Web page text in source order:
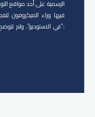
الرسمية على أحد مواقع
فيها وراء الميكروفون
:”في الاستوديو”. ولم